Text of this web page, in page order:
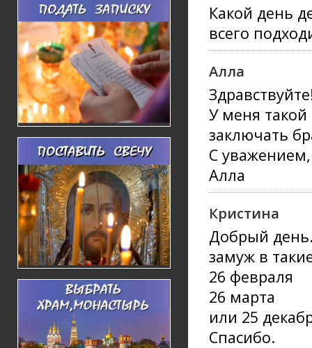
Какой день
всего
Алла
У меня такой
заключать
С уважением,
Алла
Кристина
Добрый
замуж в
26 февраля
26 марта
или 25
Спасибо.